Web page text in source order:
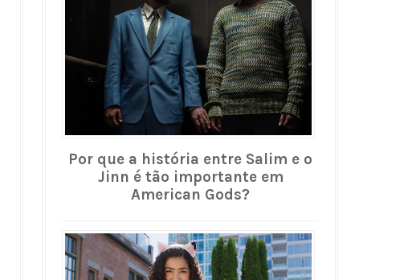
Por que a história entre Salim e o
Jinn é tão importante em
American Gods?